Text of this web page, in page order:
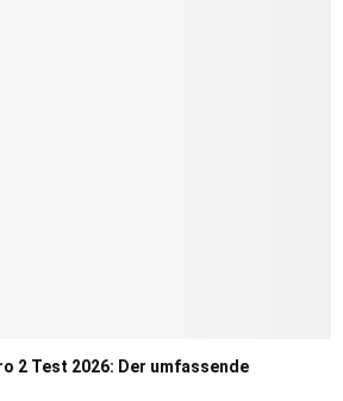
2 Test 2026: Der umfassende